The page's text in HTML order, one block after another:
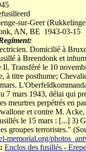
sur-Geer
AN, BE 1943-03-15
Domicilié à
à Breendonk et
Il. Transféré le 10
à titre posthume;
7 mars 1943, délai qui
meurtres perpétrés en
et contre M. Acke,
le 15 mars : [...] 3)
groupes terroristes."
memorial.org/
Enclos des fusillés -